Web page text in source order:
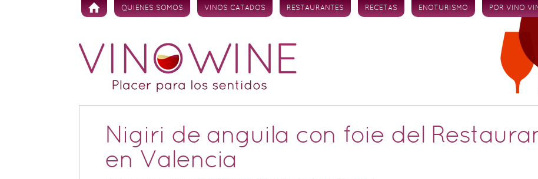
Skip to content
QUIENES SOMOS VINOS CATADOS RESTAURANTES RECETAS ENOTURISMO POR VINO
Nigiri de anguila con foie del
en Valencia